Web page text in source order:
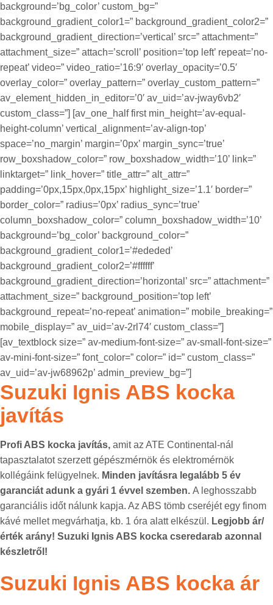
background=’bg_color’ custom_bg=”
background_gradient_color1=” background_gradient_color2=”
background_gradient_direction=’vertical’ src=” attachment=”
attachment_size=” attach=’scroll’ position=’top left’ repeat=’no-
repeat’ video=” video_ratio=’16:9′ overlay_opacity=’0.5′
overlay_color=” overlay_pattern=” overlay_custom_pattern=”
av_element_hidden_in_editor=’0′ av_uid=’av-jway6vb2′
custom_class=”] [av_one_half first min_height=’av-equal-
height-column’ vertical_alignment=’av-align-top’
space=’no_margin’ margin=’0px’ margin_sync=’true’
row_boxshadow_color=” row_boxshadow_width=’10’ link=”
linktarget=” link_hover=” title_attr=” alt_attr=”
padding=’0px,15px,0px,15px’ highlight_size=’1.1′ border=”
border_color=” radius=’0px’ radius_sync=’true’
column_boxshadow_color=” column_boxshadow_width=’10’
background=’bg_color’ background_color=”
background_gradient_color1=’#ededed’
background_gradient_color2=’#ffffff’
background_gradient_direction=’horizontal’ src=” attachment=”
attachment_size=” background_position=’top left’
background_repeat=’no-repeat’ animation=” mobile_breaking=”
mobile_display=” av_uid=’av-2rl74′ custom_class=”]
[av_textblock size=” av-medium-font-size=” av-small-font-size=”
av-mini-font-size=” font_color=” color=” id=” custom_class=”
av_uid=’av-jw68962p’ admin_preview_bg=”]
Suzuki Ignis ABS kocka
javítás
Profi ABS kocka javítás, amit az ATE Continental-nál
tapasztalatot szerzett gépészmérnök és elektromérnök
kollégáink felügyelnek. Minden javításra legalább 5 év
garanciát adunk a gyári 1 évvel szemben. A leghosszabb
garanciális időt nálunk kapja. Az ABS tömb cseréjét egy finom
kávé mellet megvárhatja, kb. 1 óra alatt elkészül. Legjobb ár/
érték arány! Suzuki Ignis ABS kocka cseredarab azonnal
készletről!
Suzuki Ignis ABS kocka ár